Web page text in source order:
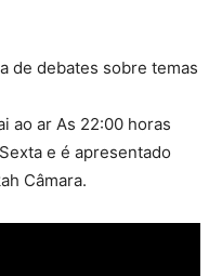
de debates sobre temas
ao ar As 22:00 horas
e é apresentado
Câmara.